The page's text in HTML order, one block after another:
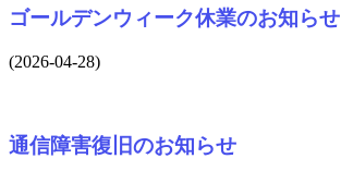
ゴールデンウィーク休業のお知らせ
(2026-04-28)
通信障害復旧のお知らせ